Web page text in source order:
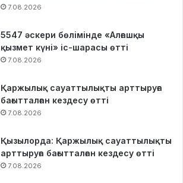
7.08.2026
5547 әскери бөлімінде «Алғашқы
қызмет күні» іс-шарасы өтті
7.08.2026
Қаржылық сауаттылықты арттыруға
бағытталған кездесу өтті
7.08.2026
Қызылорда: Қаржылық сауаттылықты
арттыруға бағытталған кездесу өтті
7.08.2026